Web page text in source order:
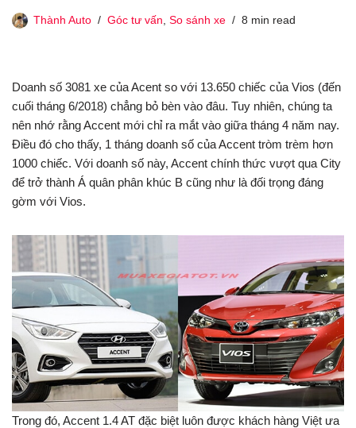
Thành Auto Góc tư vấn, So sánh xe 8 min read
Doanh số 3081 xe của Acent so với 13.650 chiếc của Vios (đến
cuối tháng 6/2018) chẳng bỏ bèn vào đâu. Tuy nhiên, chúng ta
nên nhớ rằng Accent mới chỉ ra mắt vào giữa tháng 4 năm nay.
Điều đó cho thấy, 1 tháng doanh số của Accent tròm trèm hơn
1000 chiếc. Với doanh số này, Accent chính thức vượt qua City
để trở thành Á quân phân khúc B cũng như là đối trọng đáng
gờm với Vios.
Trong đó, Accent 1.4 AT đặc biệt luôn được khách hàng Việt ưa